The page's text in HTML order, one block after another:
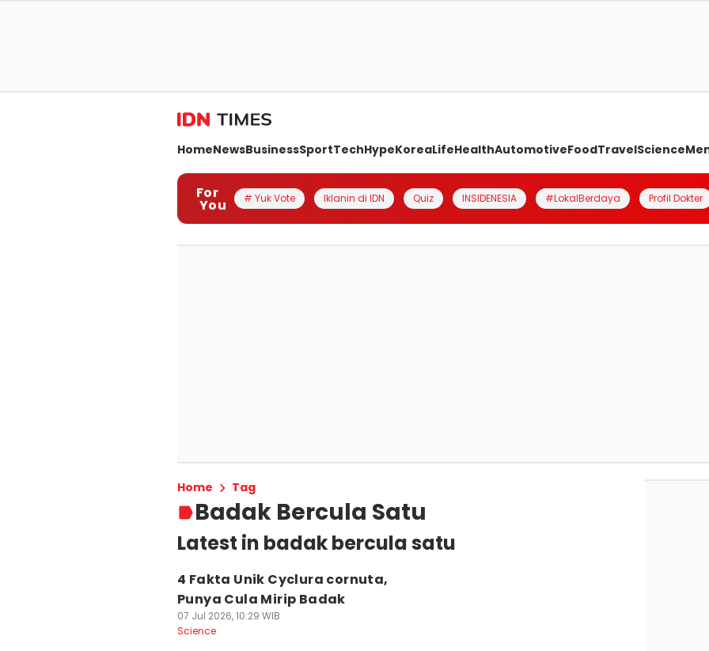
HomeNewsBusinessSportTechHypeKoreaLifeHealthAutomotiveFoodTravelScience
For
You # Yuk Vote Iklanin di IDN Quiz INSIDENESIA #LokalBerdaya Profil Dokter
Home Tag
Badak Bercula Satu
Latest in badak bercula satu
4 Fakta Unik Cyclura cornuta,
Punya Cula Mirip Badak
07 Jul 2026, 10:29 WIB
Science